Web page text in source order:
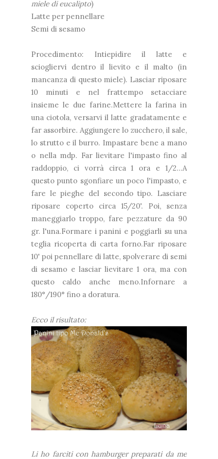
miele di eucalipto)
Latte per pennellare
Semi di sesamo
Procedimento: Intiepidire il latte e
sciogliervi dentro il lievito e il malto (in
mancanza di questo miele). Lasciar riposare
10 minuti e nel frattempo setacciare
insieme le due farine.Mettere la farina in
una ciotola, versarvi il latte gradatamente e
far assorbire. Aggiungere lo zucchero, il sale,
lo strutto e il burro. Impastare bene a mano
o nella mdp. Far lievitare l'impasto fino al
raddoppio, ci vorrà circa 1 ora e 1/2...A
questo punto sgonfiare un poco l'impasto, e
fare le pieghe del secondo tipo. Lasciare
riposare coperto circa 15/20'. Poi, senza
maneggiarlo troppo, fare pezzature da 90
gr. l'una.Formare i panini e poggiarli su una
teglia ricoperta di carta forno.Far riposare
10' poi pennellare di latte, spolverare di semi
di sesamo e lasciar lievitare 1 ora, ma con
questo caldo anche meno.Infornare a
180°/190° fino a doratura.
Ecco il risultato:
Li ho farciti con hamburger preparati da me